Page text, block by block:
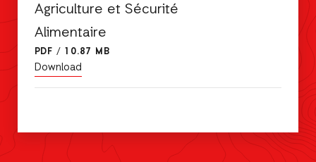
Agriculture et Sécurité
Alimentaire
PDF / 10.87 MB
Download